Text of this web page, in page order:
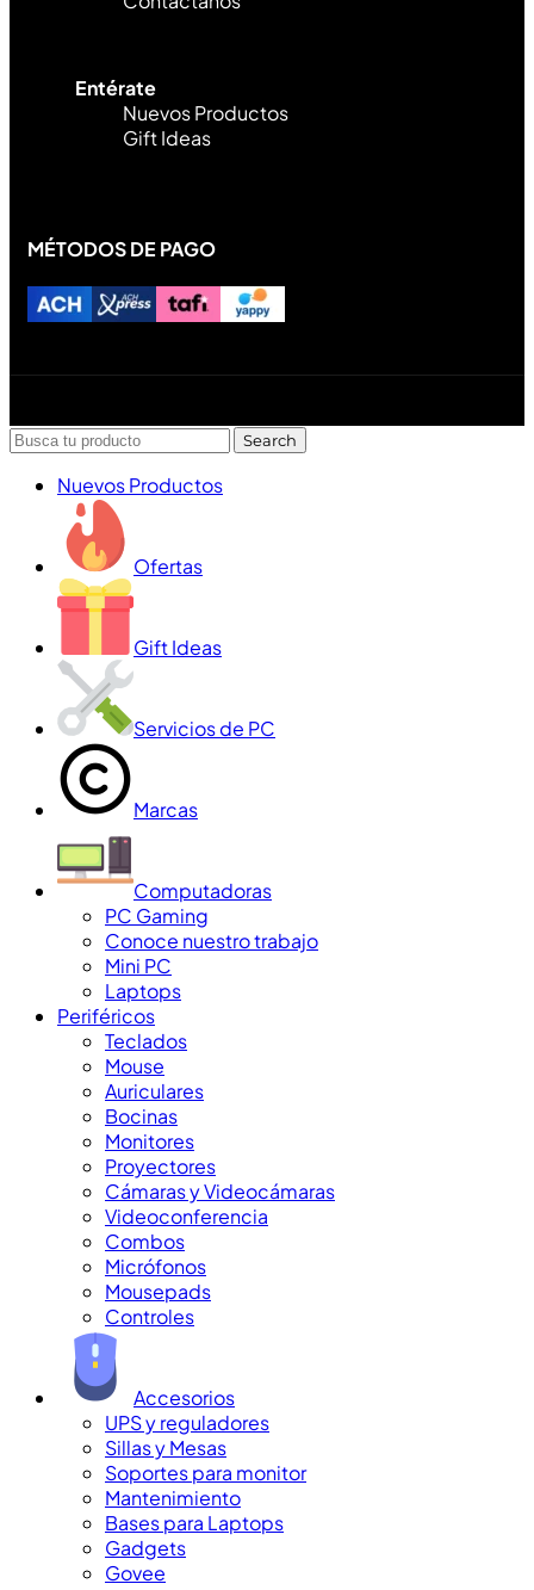
Entérate
Nuevos Productos
Gift Ideas
MÉTODOS DE PAGO
Search
Nuevos Productos
Ofertas
Gift Ideas
Servicios de PC
Marcas
Computadoras
PC Gaming
Conoce nuestro trabajo
Mini PC
Laptops
Periféricos
Teclados
Mouse
Auriculares
Bocinas
Monitores
Proyectores
Cámaras y Videocámaras
Videoconferencia
Combos
Micrófonos
Mousepads
Controles
Accesorios
UPS y reguladores
Sillas y Mesas
Soportes para monitor
Mantenimiento
Bases para Laptops
Gadgets
Govee